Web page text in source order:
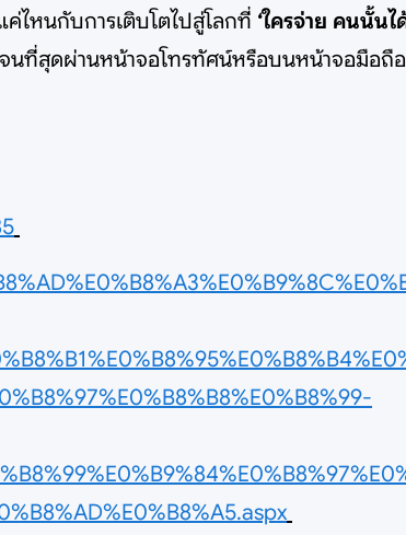
ไหนกับการเติบโตไปสู่โลกที่ ‘ใครจ่าย คนนั้นไ
นที่สุดผ่านหน้าจอโทรทัศน์หรือบนหน้าจอมือถือ